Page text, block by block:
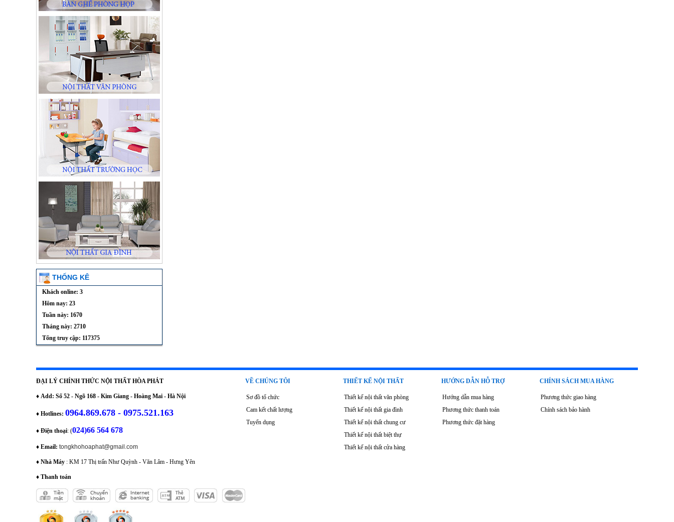
THỐNG KÊ
Khách online: 3
Hôm nay: 23
Tuần này: 1670
Tháng này: 2710
Tổng truy cập: 117375
ĐẠI LÝ CHÍNH THỨC NỘI THẤT HÒA PHÁT
♦ Add: Số 52 - Ngõ 168 - Kim Giang - Hoàng Mai - Hà Nội
♦ Hotlines: 0964.869.678 - 0975.521.163
♦ Điện thoại: (024)66 564 678
♦ Email: tongkhohoaphat@gmail.com
♦ Nhà Máy : KM 17 Thị trấn Như Quỳnh - Văn Lâm - Hưng Yên
♦ Thanh toán
VỀ CHÚNG TÔI
Sơ đồ tổ chức
Cam kết chất lượng
Tuyển dụng
THIẾT KẾ NỘI THẤT
Thiết kế nội thất văn phòng
Thiết kế nội thất gia đình
Thiết kế nội thất chung cư
Thiết kế nội thất biệt thự
Thiết kế nội thất cửa hàng
HƯỚNG DẪN HỖ TRỢ
Hướng dẫn mua hàng
Phương thức thanh toán
Phương thức đặt hàng
CHÍNH SÁCH MUA HÀNG
Phương thức giao hàng
Chính sách bảo hành